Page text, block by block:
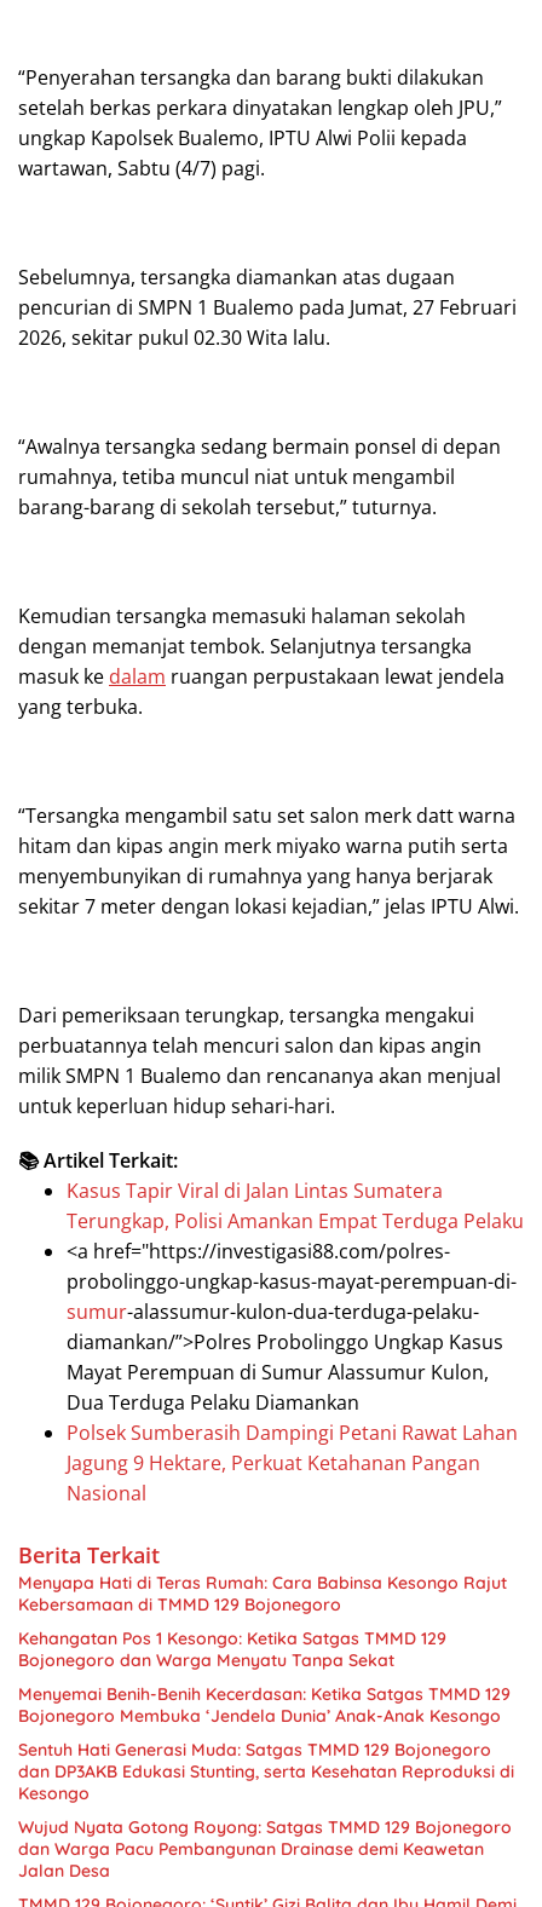
“Penyerahan tersangka dan barang bukti dilakukan
setelah berkas perkara dinyatakan lengkap oleh JPU,”
ungkap Kapolsek Bualemo, IPTU Alwi Polii kepada
wartawan, Sabtu (4/7) pagi.
Sebelumnya, tersangka diamankan atas dugaan
pencurian di SMPN 1 Bualemo pada Jumat, 27 Februari
2026, sekitar pukul 02.30 Wita lalu.
“Awalnya tersangka sedang bermain ponsel di depan
rumahnya, tetiba muncul niat untuk mengambil
barang-barang di sekolah tersebut,” tuturnya.
Kemudian tersangka memasuki halaman sekolah
dengan memanjat tembok. Selanjutnya tersangka
masuk ke dalam ruangan perpustakaan lewat jendela
yang terbuka.
“Tersangka mengambil satu set salon merk datt warna
hitam dan kipas angin merk miyako warna putih serta
menyembunyikan di rumahnya yang hanya berjarak
sekitar 7 meter dengan lokasi kejadian,” jelas IPTU Alwi.
Dari pemeriksaan terungkap, tersangka mengakui
perbuatannya telah mencuri salon dan kipas angin
milik SMPN 1 Bualemo dan rencananya akan menjual
untuk keperluan hidup sehari-hari.
📚 Artikel Terkait:
Kasus Tapir Viral di Jalan Lintas Sumatera
Terungkap, Polisi Amankan Empat Terduga Pelaku
<a href="https://investigasi88.com/polres-
probolinggo-ungkap-kasus-mayat-perempuan-di-
sumur-alassumur-kulon-dua-terduga-pelaku-
diamankan/”>Polres Probolinggo Ungkap Kasus
Mayat Perempuan di Sumur Alassumur Kulon,
Dua Terduga Pelaku Diamankan
Polsek Sumberasih Dampingi Petani Rawat Lahan
Jagung 9 Hektare, Perkuat Ketahanan Pangan
Nasional
Berita Terkait
Menyapa Hati di Teras Rumah: Cara Babinsa Kesongo Rajut
Kebersamaan di TMMD 129 Bojonegoro
Kehangatan Pos 1 Kesongo: Ketika Satgas TMMD 129
Bojonegoro dan Warga Menyatu Tanpa Sekat
Menyemai Benih-Benih Kecerdasan: Ketika Satgas TMMD 129
Bojonegoro Membuka ‘Jendela Dunia’ Anak-Anak Kesongo
Sentuh Hati Generasi Muda: Satgas TMMD 129 Bojonegoro
dan DP3AKB Edukasi Stunting, serta Kesehatan Reproduksi di
Kesongo
Wujud Nyata Gotong Royong: Satgas TMMD 129 Bojonegoro
dan Warga Pacu Pembangunan Drainase demi Keawetan
Jalan Desa